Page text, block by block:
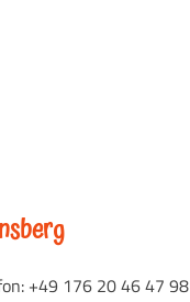
+49 176 20 46 47 98